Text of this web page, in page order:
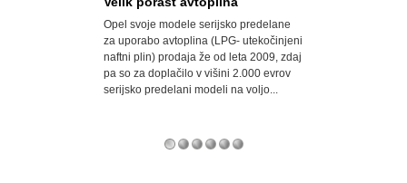
Opel svoje modele serijsko predelane
za uporabo avtoplina (LPG- utekočinjeni
naftni plin) prodaja že od leta 2009, zdaj
pa so za doplačilo v višini 2.000 evrov
serijsko predelani modeli na voljo...